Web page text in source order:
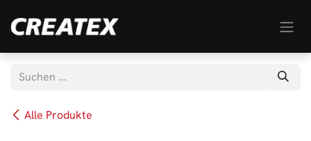
Alle Produkte